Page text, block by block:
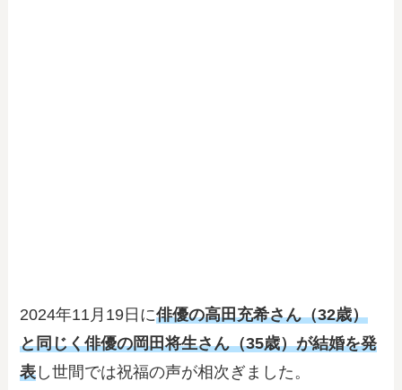
2024年11月19日に俳優の高田充希さん（32歳）
と同じく俳優の岡田将生さん（35歳）が結婚を発
表 し世間では祝福の声が相次ぎました。